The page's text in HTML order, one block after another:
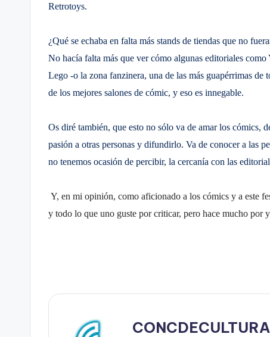
Retrotoys.
¿Qué se echaba en falta más stands de tiendas que no
No hacía falta más que ver cómo algunas editoriales
Lego -o la zona fanzinera, una de las más guapérrimas
de los mejores salones de cómic, y eso es innegable.
Os diré también, que esto no sólo va de amar los cómics,
pasión a otras personas y difundirlo. Va de conocer a las
no tenemos ocasión de percibir, la cercanía con las
Y, en mi opinión, como aficionado a los cómics y a este
y todo lo que uno guste por criticar, pero hace mucho por
CONCDECULTURA